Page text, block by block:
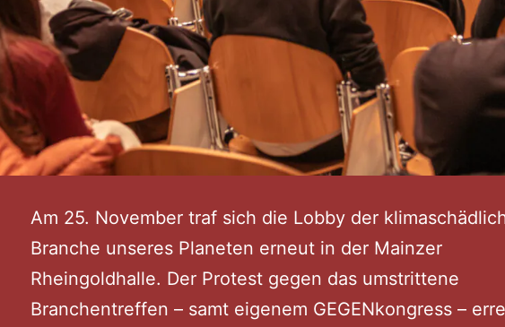
Am 25. November traf sich die Lobby der
Branche unseres Planeten erneut in der Mainzer
Rheingoldhalle. Der Protest gegen das umstrittene
Branchentreffen – samt eigenem GEGENkongress –